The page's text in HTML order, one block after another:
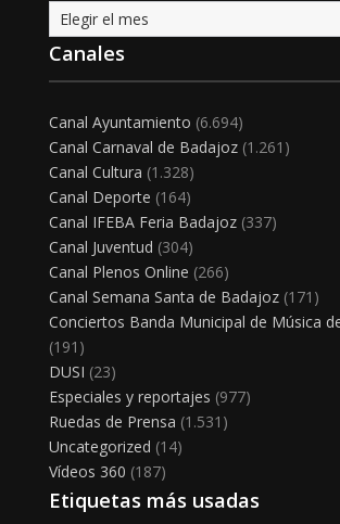
Archivo
Canales
Canal Ayuntamiento (6.694)
Canal Carnaval de Badajoz(1.261)
Canal Cultura (1.328)
Canal Deporte (164)
Canal IFEBA Feria Badajoz(337)
Canal Juventud (304)
Canal Plenos Online (266)
Canal Semana Santa de Badajoz(171)
Conciertos Banda Municipal de Música
(191)
DUSI (23)
Especiales y reportajes (977)
Ruedas de Prensa (1.531)
Uncategorized (14)
Vídeos 360 (187)
Etiquetas más usadas